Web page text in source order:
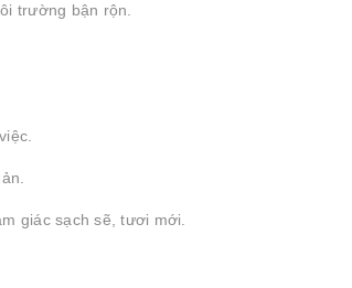
trường bận rộn.
giác sạch sẽ, tươi mới.